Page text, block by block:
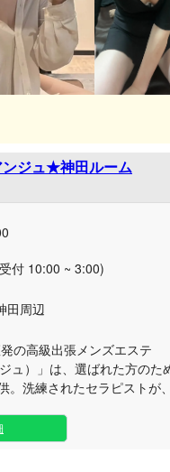
ジュ★神田ルーム
付 10:00 ~ 3:00)
田周辺
の高級出張メンズエステ
ュ）」は、選ばれた方のた
。洗練されたセラピストが
ともに深くリフレッシュした
ばれている当サロン。 当店の